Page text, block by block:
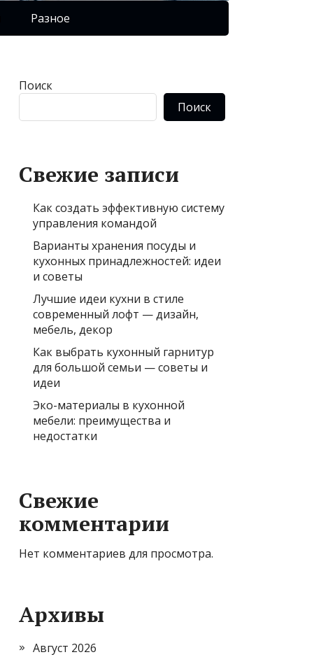
Разное
Поиск
Поиск
Свежие записи
Как создать эффективную систему
управления командой
Варианты хранения посуды и
кухонных принадлежностей: идеи
и советы
Лучшие идеи кухни в стиле
современный лофт — дизайн,
мебель, декор
Как выбрать кухонный гарнитур
для большой семьи — советы и
идеи
Эко-материалы в кухонной
мебели: преимущества и
недостатки
Свежие
комментарии
Нет комментариев для просмотра.
Архивы
Август 2026